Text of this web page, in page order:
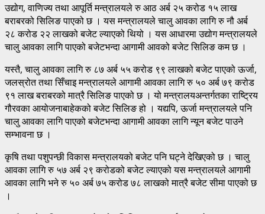
उद्योग, वाणिज्य तथा आपूर्ति मन्त्रालयले रु आठ अर्ब २५ करोड १५ लाख
बराबरको सिलिङ पाएको छ । यस मन्त्रालयले चालु आवका लागि रु नौ अर्ब
२८ करोड २२ लाखको बजेट ल्याएको थियो । यस आधारमा उद्योग मन्त्रालयले
चालु आवका लागि पाएको बजेटभन्दा आगामी आवको बजेट सिलिङ कम छ ।
यस्तै, चालु आवका लागि रु ८७ अर्ब ५५ करोड ९९ लाखको बजेट पाएको ऊर्जा,
जलस्रोत तथा सिँचाइ मन्त्रालयले आगामी आवका लागि रु ५० अर्ब ७९ करोड
९१ लाख बराबरको मात्रै सिलिङ पाएको छ । यो मन्त्रालयअन्तर्गतका राष्ट्रिय
गौरवका आयोजनाबाहेकको बजेट सिलिङ हो । यद्यपि, ऊर्जा मन्त्रालयले पनि
चालु आवका लागि पाएको बजेटभन्दा आगामी आवका लागि न्यून बजेट पाउने
सम्भावना छ ।
कृषि तथा पशुपन्छी विकास मन्त्रालयको बजेट पनि घट्ने देखिएको छ । चालु
आवका लागि रु ५७ अर्ब २९ करोडको बजेट ल्याएको यस मन्त्रालयले आगामी
आवका लागि भने रु ५० अर्ब ७५ करोड ७८ लाखको मात्रै बजेट सीमा पाएको छ
।